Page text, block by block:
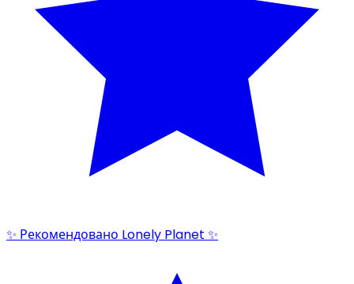
✨ Рекомендовано Lonely Planet ✨